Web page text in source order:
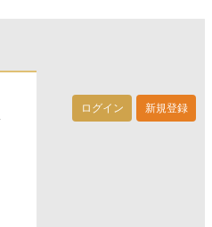
ログイン 新規登録